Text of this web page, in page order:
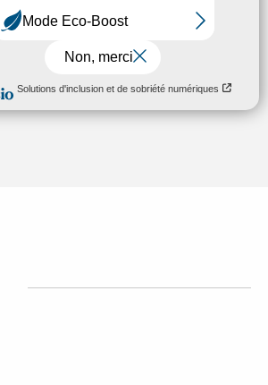
Gîte des